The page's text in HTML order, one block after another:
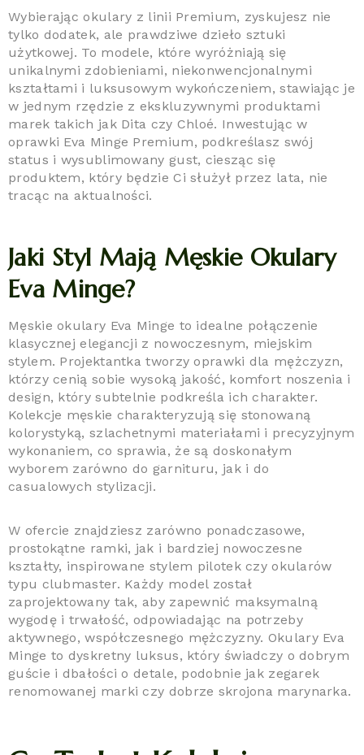
Wybierając okulary z linii Premium, zyskujesz nie
tylko dodatek, ale prawdziwe dzieło sztuki
użytkowej. To modele, które wyróżniają się
unikalnymi zdobieniami, niekonwencjonalnymi
kształtami i luksusowym wykończeniem, stawiając je
w jednym rzędzie z ekskluzywnymi produktami
marek takich jak Dita czy Chloé. Inwestując w
oprawki Eva Minge Premium, podkreślasz swój
status i wysublimowany gust, ciesząc się
produktem, który będzie Ci służył przez lata, nie
tracąc na aktualności.
Jaki Styl Mają Męskie Okulary
Eva Minge?
Męskie okulary Eva Minge to idealne połączenie
klasycznej elegancji z nowoczesnym, miejskim
stylem. Projektantka tworzy oprawki dla mężczyzn,
którzy cenią sobie wysoką jakość, komfort noszenia i
design, który subtelnie podkreśla ich charakter.
Kolekcje męskie charakteryzują się stonowaną
kolorystyką, szlachetnymi materiałami i precyzyjnym
wykonaniem, co sprawia, że są doskonałym
wyborem zarówno do garnituru, jak i do
casualowych stylizacji.
W ofercie znajdziesz zarówno ponadczasowe,
prostokątne ramki, jak i bardziej nowoczesne
kształty, inspirowane stylem pilotek czy okularów
typu clubmaster. Każdy model został
zaprojektowany tak, aby zapewnić maksymalną
wygodę i trwałość, odpowiadając na potrzeby
aktywnego, współczesnego mężczyzny. Okulary Eva
Minge to dyskretny luksus, który świadczy o dobrym
guście i dbałości o detale, podobnie jak zegarek
renomowanej marki czy dobrze skrojona marynarka.